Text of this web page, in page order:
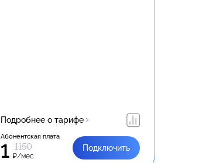
Подробнее о тарифе
Абонентская плата
1 1150
₽/мес
Подключить